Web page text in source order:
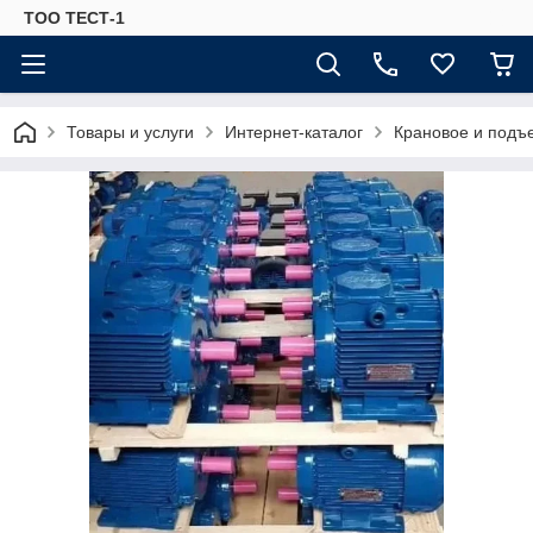
ТОО ТЕСТ-1
Товары и услуги Интернет-каталог Крановое и